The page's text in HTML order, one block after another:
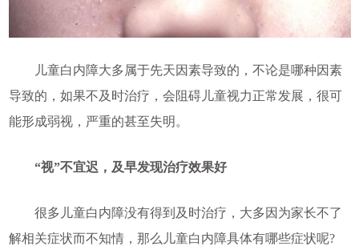
儿童白内障大多属于先天因素导致的，不论是哪种因素
导致的，如果不及时治疗，会阻碍儿童视力正常发展，很可
能形成弱视，严重的甚至失明。
“视”不宜迟，及早发现治疗效果好
很多儿童白内障没有得到及时治疗，大多因为家长不了
解相关症状而不知情，那么儿童白内障具体有哪些症状呢?